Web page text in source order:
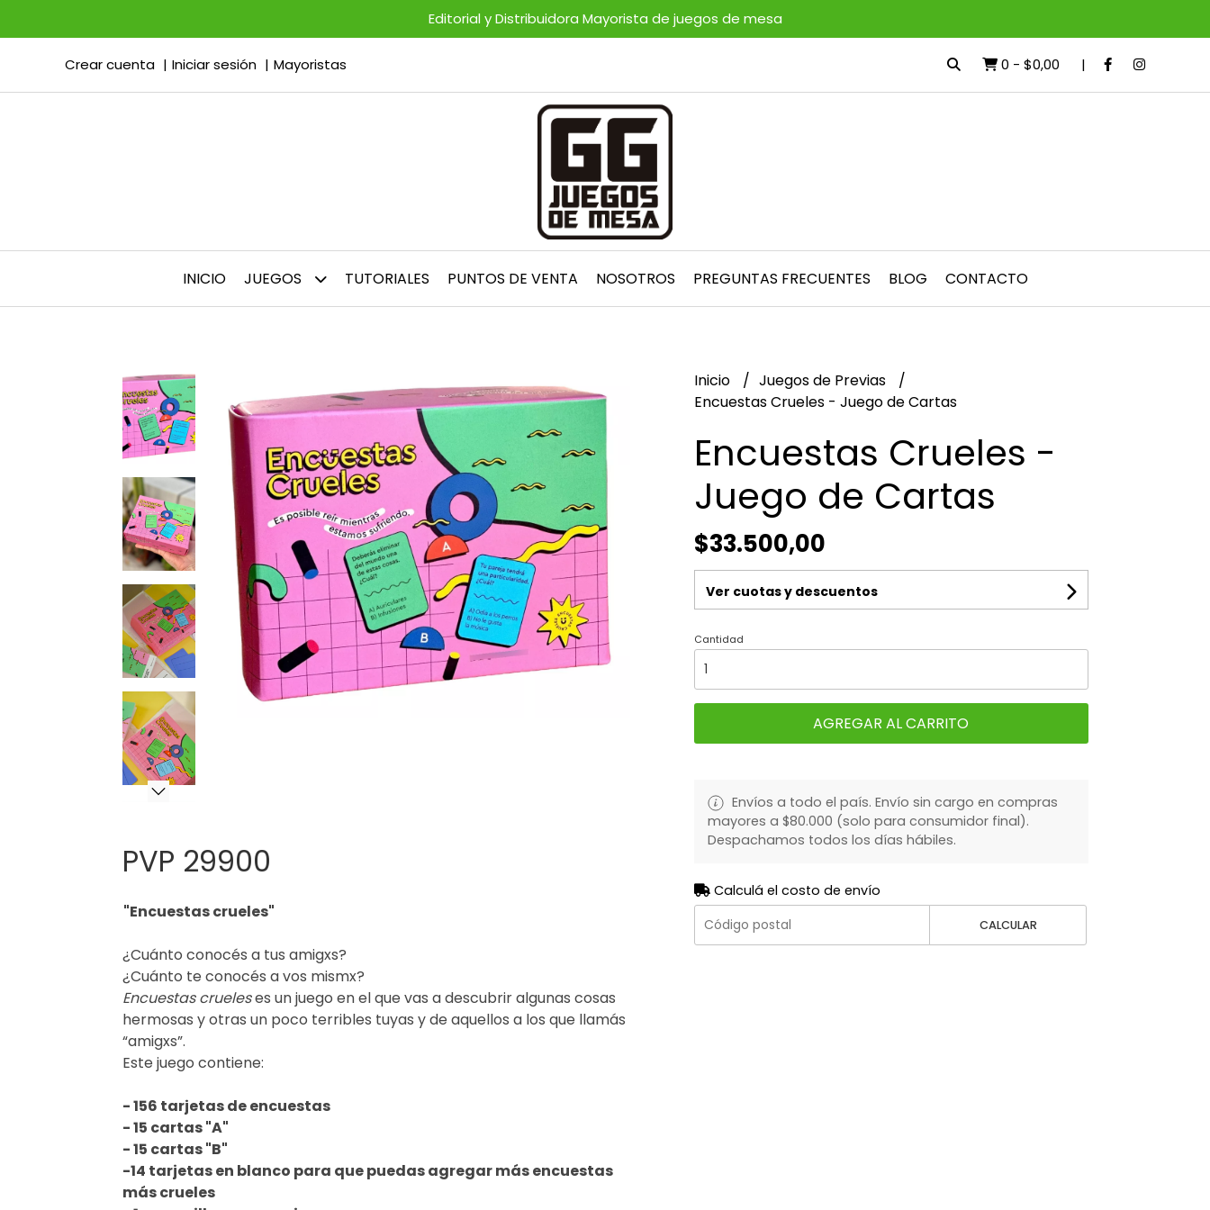
Editorial y Distribuidora Mayorista de juegos de mesa
Crear cuenta Iniciar sesión Mayoristas 0 - $0,00
INICIO JUEGOS TUTORIALES PUNTOS DE VENTA NOSOTROS PREGUNTAS FRECUENTES BLOG CONTACTO
PVP 29900
"Encuestas crueles"
¿Cuánto conocés a tus amigxs?
¿Cuánto te conocés a vos mismx?
Encuestas crueleses un juego en el que vas a descubrir algunas cosas
hermosas y otras un poco terribles tuyas y de aquellos a los que llamás
“amigxs”.
Este juego contiene:
- 156 tarjetas de encuestas
- 15 cartas "A"
- 15 cartas "B"
-14 tarjetas en blanco para que puedas agregar más encuestas
más crueles
Inicio
Juegos de Previas
Encuestas Crueles - Juego de Cartas
Encuestas Crueles -
Juego de Cartas
$33.500,00
Ver cuotas y descuentos
Cantidad
AGREGAR AL CARRITO
Envíos a todo el país. Envío sin cargo en compras
mayores a $80.000 (solo para consumidor final).
Despachamos todos los días hábiles.
Calculá el costo de envío
CALCULAR